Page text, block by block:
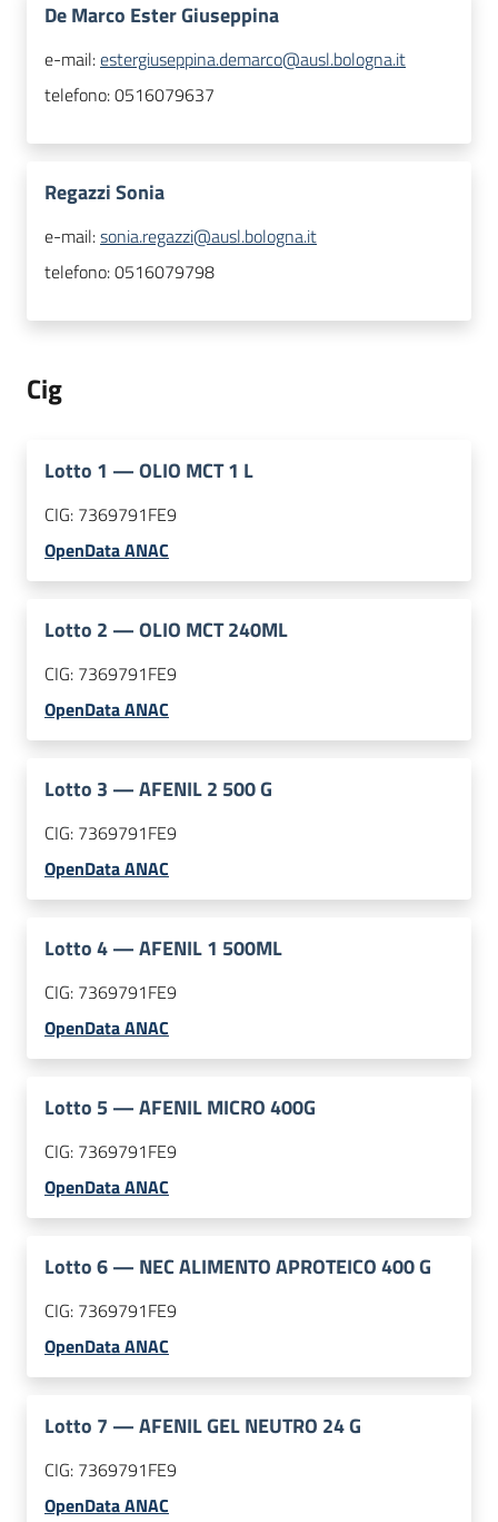
De Marco Ester Giuseppina
e-mail:estergiuseppina.demarco@ausl.bologna.it
telefono:0516079637
Regazzi Sonia
e-mail:sonia.regazzi@ausl.bologna.it
telefono:0516079798
Cig
Lotto 1 —OLIO MCT 1 L
CIG: 7369791FE9
OpenData ANAC
Lotto 2 —OLIO MCT 240ML
CIG: 7369791FE9
OpenData ANAC
Lotto 3 —AFENIL 2 500 G
CIG: 7369791FE9
OpenData ANAC
Lotto4—AFENIL 1 500ML
CIG: 7369791FE9
OpenData ANAC
Lotto 5—AFENIL MICRO 400G
CIG: 7369791FE9
OpenData ANAC
Lotto6— NEC ALIMENTO APROTEICO 400 G
CIG: 7369791FE9
OpenData ANAC
Lotto 7 —AFENIL GEL NEUTRO 24 G
CIG: 7369791FE9
OpenData ANAC